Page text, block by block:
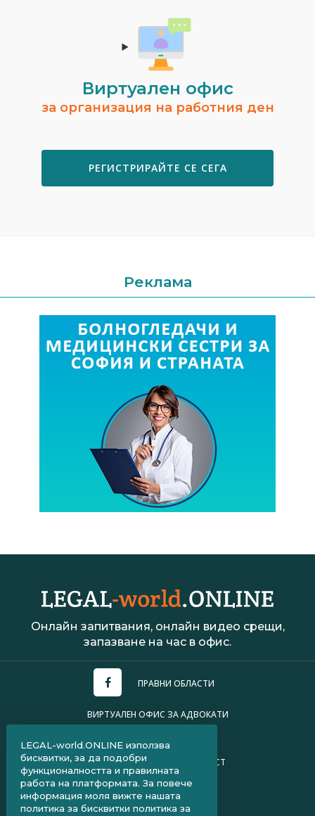
Виртуален офис
за организация на работния ден
РЕГИСТРИРАЙТЕ СЕ СЕГА
Реклама
Онлайн запитвания, онлайн видео срещи,
запазване на час в офис.
ПРАВНИ ОБЛАСТИ
ВИРТУАЛЕН ОФИС ЗА АДВОКАТИ
ПОЛИТИКА ЗА ПОВЕРИТЕЛНОСТ
ЧЗВ ЗА КЛИЕНТИ
ЧЗВ ЗА АДВОКАТИ
LEGAL-world.ONLINE използва
бисквитки, за да подобри
функционалността и правилната
работа на платформата. За повече
информация моля вижте нашата
политика за бисквитки политика за